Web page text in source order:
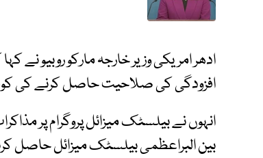
ادھر امریکی وزیر خارجہ مارکو روبیو نے
افزودگی کی صلاحیت حاصل کرنے کی
انہوں نے بیلسٹک میزائل پروگرام پر
بین البراعظمی بیلسٹک میزائل حاصل